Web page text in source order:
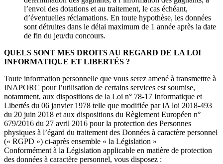
l’envoi des dotations et au traitement, le cas échéant,
d’éventuelles réclamations. En toute hypothèse, les données
sont détruites dans le délai maximum de 1 année après la date
de fin du jeu/du concours.
QUELS SONT MES DROITS AU REGARD DE LA LOI
INFORMATIQUE ET LIBERTÉS ?
Toute information personnelle que vous serez amené à transmettre à
INAPORC pour l’utilisation de certains services est soumise,
notamment, aux dispositions de la Loi n° 78-17 Informatique et
Libertés du 06 janvier 1978 telle que modifiée par lA loi 2018-493
du 20 juin 2018 et aux dispositions du Règlement Européen n°
679/2016 du 27 avril 2016 pour la protection des Personnes
physiques à l’égard du traitement des Données à caractère personnel
(« RGPD ») ci-après ensemble « la Législation »
Conformément à la Législation applicable en matière de protection
des données à caractère personnel, vous disposez :